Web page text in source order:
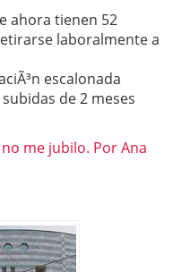
ahora tienen 52
laboralmente a
escalonada
de 2 meses
me jubilo. Por Ana